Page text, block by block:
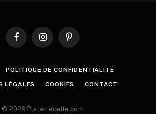
FacebookInstagramPinterest
POLITIQUE DE CONFIDENTIALITÉ
LÉGALES COOKIES CONTACT
© 2026 Platetrecette.com